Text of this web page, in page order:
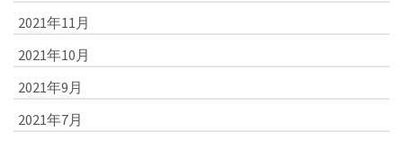
2021年11月
2021年10月
2021年9月
2021年7月